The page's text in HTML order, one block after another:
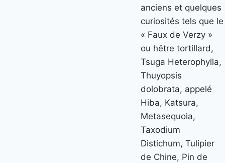
anciens et quelques
curiosités tels que le
« Faux de Verzy »
ou hêtre tortillard,
Tsuga Heterophylla,
Thuyopsis
dolobrata, appelé
Hiba, Katsura,
Metasequoia,
Taxodium
Distichum, Tulipier
de Chine, Pin de